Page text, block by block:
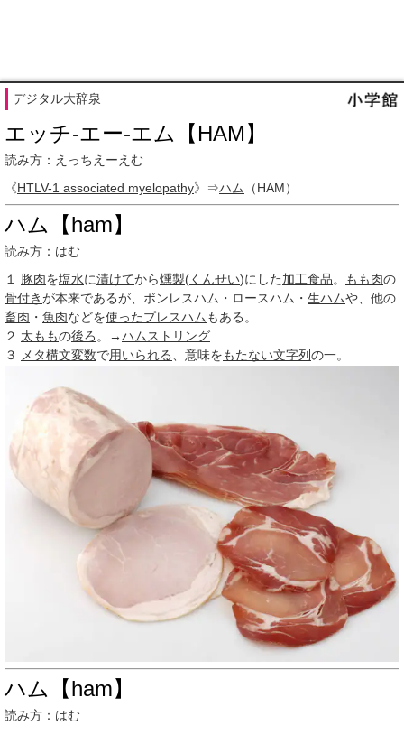
デジタル大辞泉
エッチ‐エー‐エム【HAM】
読み方：えっちえーえむ
《HTLV-1 associated myelopathy》⇒ハム （HAM）
ハム【ham】
読み方：はむ
１
豚肉を塩水に漬けてから燻製(くんせい)にした加工食品。 もも肉の
骨付きが本来であるが、ボンレスハム・ロースハム・ 生ハムや、他の
畜肉 ・ 魚肉などを使ったプレスハム もある。
２ 太ももの後ろ 。→ハムストリング
３
メタ構文変数で用いられる 、意味をもたない文字列の一。
ハム【ham】
読み方：はむ